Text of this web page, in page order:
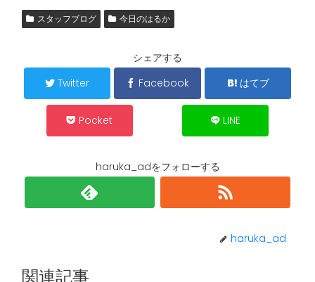
スタッフブログ 今日のはるか
シェアする
Twitter
Facebook はてブ
Pocket LINE
haruka_adをフォローする
haruka_ad
関連記事